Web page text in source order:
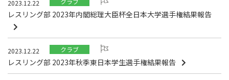
2023.12.22
レスリング部 2023年内閣総理大臣杯全日本大学選手権結果報告
2023.12.22 クラブ
レスリング部 2023年秋季東日本学生選手権結果報告